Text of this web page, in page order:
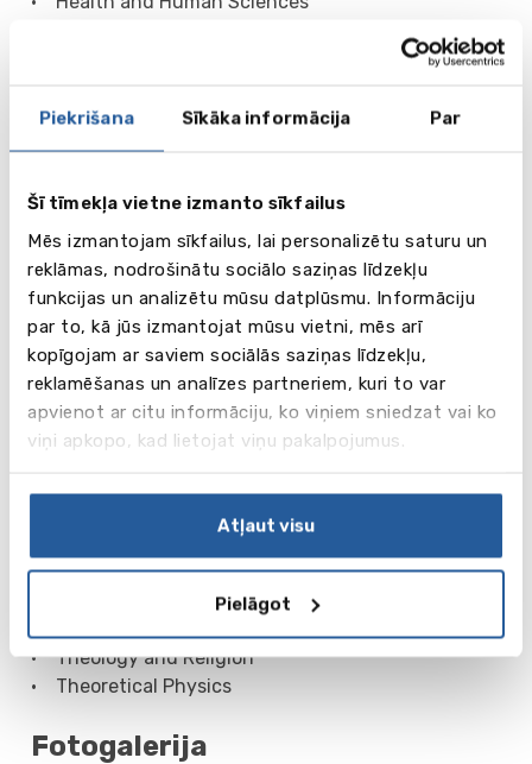
Piekrišana Sīkāka informācija Par
Šī tīmekļa vietne izmanto sīkfailus
Mēs izmantojam sīkfailus, lai personalizētu saturu un
reklāmas, nodrošinātu sociālo saziņas līdzekļu
funkcijas un analizētu mūsu datplūsmu. Informāciju
par to, kā jūs izmantojat mūsu vietni, mēs arī
kopīgojam ar saviem sociālās saziņas līdzekļu,
reklamēšanas un analīzes partneriem, kuri to var
apvienot ar citu informāciju, ko viņiem sniedzat vai ko
viņi apkopo, kad lietojat viņu pakalpojumus.
Atļaut visu
Pielāgot
• Liberal Arts
• Marketing
• Mathematics
• Medical Anthropology
• Medicine
• Modern European Languages
• Music
• Natural Sciences
• Philosophy and Physics
• Philosophy
• Philosophy, Politics and Economics
• Physics
• Sociology
• Software Development for Business
• Theology and Religion
• Theoretical Physics
Fotogalerija